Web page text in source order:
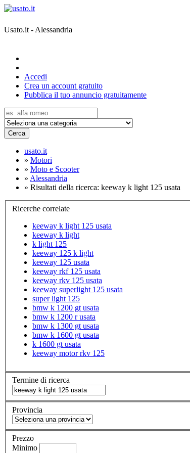
Usato.it - Alessandria
Accedi
Crea un account gratuito
Pubblica il tuo annuncio gratuitamente
Cerca
usato.it
» Motori
» Moto e Scooter
» Alessandria
» Risultati della ricerca: keeway k light 125 usata
Ricerche correlate
keeway k light 125 usata
keeway k light
k light 125
keeway 125 k light
keeway 125 usata
keeway rkf 125 usata
keeway rkv 125 usata
keeway superlight 125 usata
super light 125
bmw k 1200 gt usata
bmw k 1200 r usata
bmw k 1300 gt usata
bmw k 1600 gt usata
k 1600 gt usata
keeway motor rkv 125
Termine di ricerca
Provincia
Prezzo
Minimo